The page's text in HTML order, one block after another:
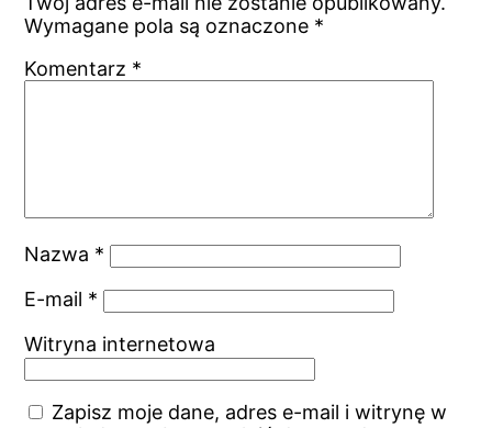
Wymagane pola są oznaczone *
Komentarz *
Nazwa *
E-mail *
Witryna internetowa
Zapisz moje dane, adres e-mail i witrynę w